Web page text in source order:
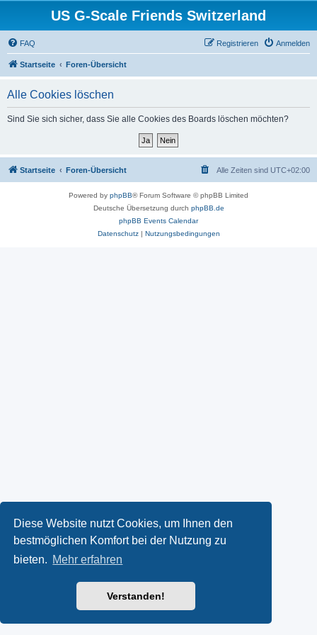
Diese Website nutzt Cookies, um Ihnen den
bestmöglichen Komfort bei der Nutzung zu
bieten. Mehr erfahren
Verstanden!
US G-Scale Friends Switzerland
FAQ Anmelden
Registrieren
Startseite Foren-Übersicht
Alle Cookies löschen
Sind Sie sich sicher, dass Sie alle Cookies des Boards löschen möchten?
Startseite Foren-Übersicht Alle Zeiten sind UTC+02:00
Powered by phpBB® Forum Software © phpBB Limited
Deutsche Übersetzung durch phpBB.de
phpBB Events Calendar
Datenschutz| Nutzungsbedingungen